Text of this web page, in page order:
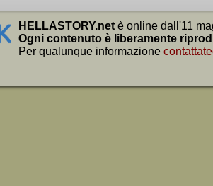
HELLASTORY.net è online dall'11
Ogni contenuto è liberamente
Per qualunque informazione